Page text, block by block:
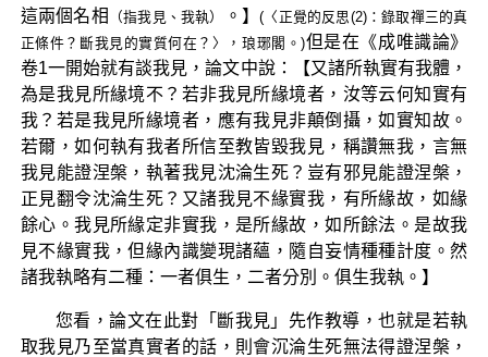
這兩個名相
（指我見、我執） 。】(〈正覺的反思(2)：錄取禪三的真
正條件？斷我見的實質何在？〉，琅琊閣。)但是在《成唯識論》
卷1一開始就有談我見，論文中說：【又諸所執實有我體，
為是我見所緣境不？若非我見所緣境者，汝等云何知實有
我？若是我見所緣境者，應有我見非顛倒攝，如實知故。
若爾，如何執有我者所信至教皆毀我見，稱讚無我，言無
我見能證涅槃，執著我見沈淪生死？豈有邪見能證涅槃，
正見翻令沈淪生死？又諸我見不緣實我，有所緣故，如緣
餘心。我見所緣定非實我，是所緣故，如所餘法。是故我
見不緣實我，但緣內識變現諸蘊，隨自妄情種種計度。然
諸我執略有二種：一者俱生，二者分別。俱生我執。】
您看，論文在此對「斷我見」先作教導，也就是若執
取我見乃至當真實者的話，則會沉淪生死無法得證涅槃，